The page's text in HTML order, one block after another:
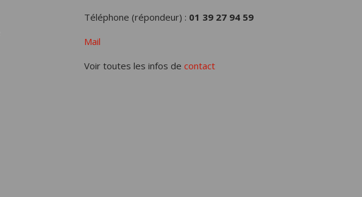
Téléphone (répondeur) : 01 39 27 94 59
Mail
Voir toutes les infos de contact